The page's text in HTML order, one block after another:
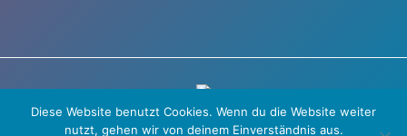
Diese Website benutzt Cookies. Wenn du die Website weiter
nutzt, gehen wir von deinem Einverständnis aus.